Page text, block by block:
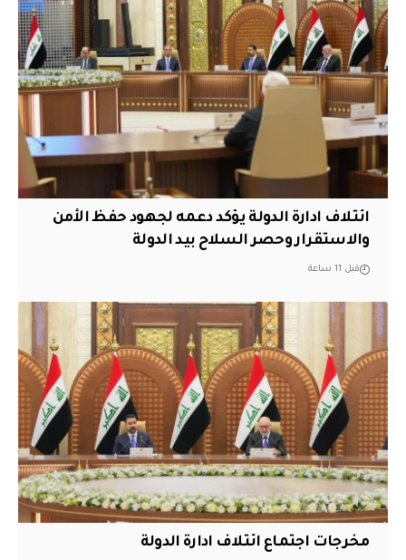
ائتلاف ادارة الدولة يؤكد دعمه لجهود حفظ الأمن
والاستقرار وحصر السلاح بيد الدولة
قبل 11 ساعة
مخرجات اجتماع ائتلاف ادارة الدولة